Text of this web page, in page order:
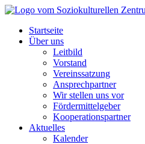
Startseite
Über uns
Leitbild
Vorstand
Vereinssatzung
Ansprechpartner
Wir stellen uns vor
Fördermittelgeber
Kooperationspartner
Aktuelles
Kalender